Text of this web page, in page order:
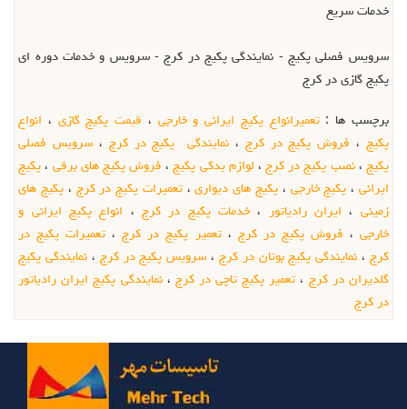
خدمات سريع
سرويس فصلي پکيج - نمايندگي پکيج در کرج - سرويس و خدمات دوره اي
پکيج گازي در کرج
برچسب ها :تعمیرانواع پکیج ایرانی و خارجی ، قیمت پکیج گازی ، انواع
پکیج ، فروش پکیج در کرج ، نمایندگی پکیج در کرج ، سرويس فصلي
پکيج ،نصب پکیج در کرج، لوازم یدکی پکیج، فروش پکیج های برقی ، پکيج
ايراني ، پکيج خارجی ،پکيج هاي دیواری،تعميرات پکيج در کرج ،پکيج هاي
زمینی ، ايران رادياتور ، خدمات پکيج در کرج ، انواع پکیج ایرانی و
خارجی ، فروش پکیج در کرج ،تعمیر پکیج در کرج، تعمیرات پکیج در
کرج ، نمایندگی پکیج بوتان در کرج ، سرویس پکیج در کرج ، نمایندگی پکیج
گلدیران در کرج ، تعمیر پکیج تاچی در کرج ،نمایندگی پکیج ایران رادیاتور
در کرج